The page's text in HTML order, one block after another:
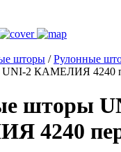
шторы / Рулонные
UNI-2 КАМЕЛИЯ 4240
шторы
4240